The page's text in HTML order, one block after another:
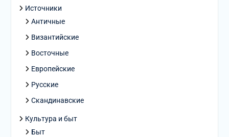
Источники
Античные
Византийские
Восточные
Европейские
Русские
Скандинавские
Культура и быт
Быт